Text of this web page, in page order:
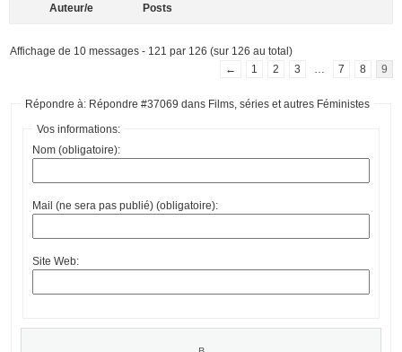
Auteur/e Posts
Affichage de 10 messages - 121 par 126 (sur 126 au total)
←
1 2 3 7 8 9
Répondre à: Répondre #37069 dans Films, séries et autres Féministes
Vos informations:
Nom (obligatoire):
Mail (ne sera pas publié) (obligatoire):
Site Web: